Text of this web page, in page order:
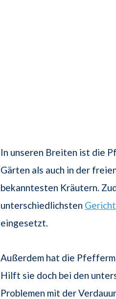
In unseren Breiten ist die
Gärten als auch in der
bekanntesten Kräutern.
unterschiedlichsten
eingesetzt.
Außerdem hat die
Hilft sie doch bei den
Problemen mit der